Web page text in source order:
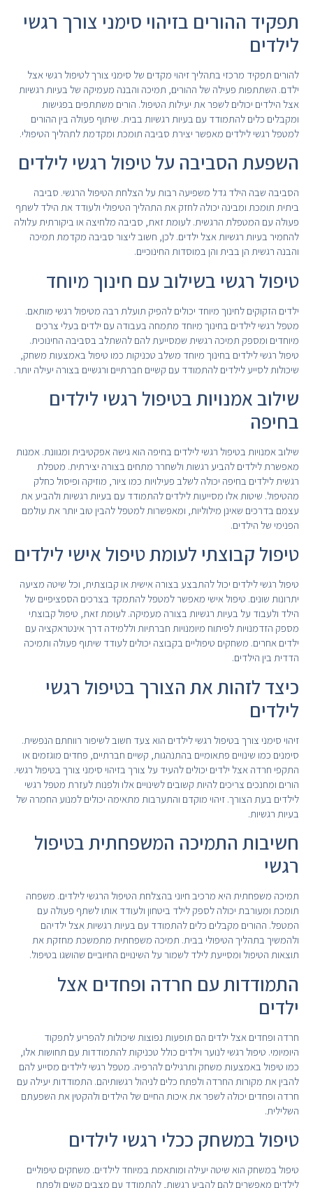
תפקיד ההורים בזיהוי סימני צורך רגשי
לילדים
להורים תפקיד מרכזי בתהליך זיהוי מקדים של סימני צורך לטיפול רגשי אצל
ילדם. השתתפות פעילה של ההורים, תמיכה והבנה מעמיקה של בעיות רגשיות
אצל הילדים יכולים לשפר את יעילות הטיפול. הורים משתתפים בפגישות
ומקבלים כלים להתמודד עם בעיות רגשיות בבית. שיתוף פעולה בין ההורים
למטפל רגשי לילדים מאפשר יצירת סביבה תומכת ומקדמת לתהליך הטיפולי.
השפעת הסביבה על טיפול רגשי לילדים
הסביבה שבה הילד גדל משפיעה רבות על הצלחת הטיפול הרגשי. סביבה
ביתית תומכת ומבינה יכולה לחזק את התהליך הטיפולי ולעודד את הילד לשתף
פעולה עם המטפלת הרגשית. לעומת זאת, סביבה מלחיצה או ביקורתית עלולה
להחמיר בעיות רגשיות אצל ילדים. לכן, חשוב ליצור סביבה מקדמת תמיכה
והבנה רגשית הן בבית והן במוסדות החינוכיים.
טיפול רגשי בשילוב עם חינוך מיוחד
ילדים הזקוקים לחינוך מיוחד יכולים להפיק תועלת רבה מטיפול רגשי מותאם.
מטפל רגשי לילדים בחינוך מיוחד מתמחה בעבודה עם ילדים בעלי צרכים
מיוחדים ומספק תמיכה רגשית שמסייעת להם להשתלב בסביבה החינוכית.
טיפול רגשי לילדים בחינוך מיוחד משלב טכניקות כמו טיפול באמצעות משחק,
שיכולות לסייע לילדים להתמודד עם קשיים חברתיים ורגשיים בצורה יעילה יותר.
שילוב אמנויות בטיפול רגשי לילדים
בחיפה
שילוב אמנויות בטיפול רגשי לילדים בחיפה הוא גישה אפקטיבית ומגוונת. אמנות
מאפשרת לילדים להביע רגשות ולשחרר מתחים בצורה יצירתית. מטפלת
רגשית לילדים בחיפה יכולה לשלב פעילויות כמו ציור, מוזיקה ופיסול כחלק
מהטיפול. שיטות אלו מסייעות לילדים להתמודד עם בעיות רגשיות ולהביע את
עצמם בדרכים שאינן מילוליות, ומאפשרות למטפל להבין טוב יותר את עולמם
הפנימי של הילדים.
טיפול קבוצתי לעומת טיפול אישי לילדים
טיפול רגשי לילדים יכול להתבצע בצורה אישית או קבוצתית, וכל שיטה מציעה
יתרונות שונים. טיפול אישי מאפשר למטפל להתמקד בצרכים הספציפיים של
הילד ולעבוד על בעיות רגשיות בצורה מעמיקה. לעומת זאת, טיפול קבוצתי
מספק הזדמנויות לפיתוח מיומנויות חברתיות וללמידה דרך אינטראקציה עם
ילדים אחרים. משחקים טיפוליים בקבוצה יכולים לעודד שיתוף פעולה ותמיכה
הדדית בין הילדים.
כיצד לזהות את הצורך בטיפול רגשי
לילדים
זיהוי סימני צורך בטיפול רגשי לילדים הוא צעד חשוב לשיפור רווחתם הנפשית.
סימנים כמו שינויים פתאומיים בהתנהגות, קשיים חברתיים, פחדים מוגזמים או
התקפי חרדה אצל ילדים יכולים להעיד על צורך בזיהוי סימני צורך בטיפול רגשי.
הורים ומחנכים צריכים להיות קשובים לשינויים אלו ולפנות לעזרת מטפל רגשי
לילדים בעת הצורך. זיהוי מוקדם והתערבות מתאימה יכולים למנוע החמרה של
בעיות רגשיות.
חשיבות התמיכה המשפחתית בטיפול
רגשי
תמיכה משפחתית היא מרכיב חיוני בהצלחת הטיפול הרגשי לילדים. משפחה
תומכת ומעורבת יכולה לספק לילד ביטחון ולעודד אותו לשתף פעולה עם
המטפל. ההורים מקבלים כלים להתמודד עם בעיות רגשיות אצל ילדיהם
ולהמשיך בתהליך הטיפולי בבית. תמיכה משפחתית מתמשכת מחזקת את
תוצאות הטיפול ומסייעת לילד לשמור על השינויים החיוביים שהושגו בטיפול.
התמודדות עם חרדה ופחדים אצל
ילדים
חרדה ופחדים אצל ילדים הם תופעות נפוצות שיכולות להפריע לתפקוד
היומיומי. טיפול רגשי לנוער וילדים כולל טכניקות להתמודדות עם תחושות אלו,
כמו טיפול באמצעות משחק ותרגילים להרפיה. מטפל רגשי לילדים מסייע להם
להבין את מקורות החרדה ולפתח כלים לניהול רגשותיהם. התמודדות יעילה עם
חרדה ופחדים יכולה לשפר את איכות החיים של הילדים ולהקטין את השפעתם
השלילית.
טיפול במשחק ככלי רגשי לילדים
טיפול במשחק הוא שיטה יעילה ומותאמת במיוחד לילדים. משחקים טיפוליים
לילדים מאפשרים להם להביע רגשות, להתמודד עם מצבים קשים ולפתח